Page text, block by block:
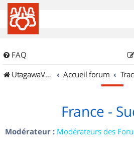
FAQ
UtagawaVTT (Randos VTT et VTTAE avec traces GPS)
Accueil forum
France -
Modérateur : Modérateurs des